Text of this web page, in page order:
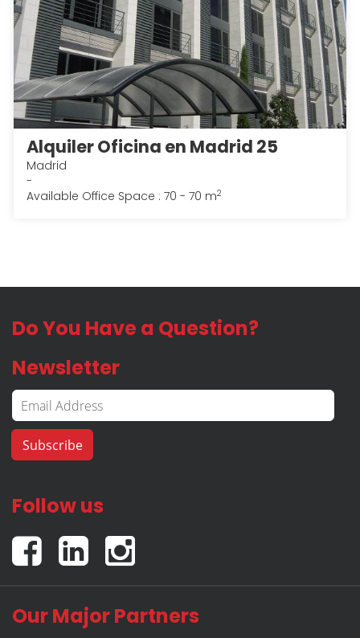
Alquiler Oficina en Madrid 25
Madrid
-
Available Office Space : 70 - 70 m2
Do You Have a Question?
Newsletter
Follow us
Our Major Partners